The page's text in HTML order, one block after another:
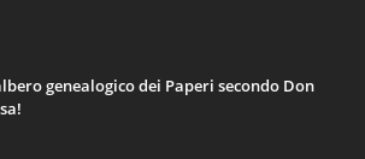
genealogico dei Paperi secondo Don